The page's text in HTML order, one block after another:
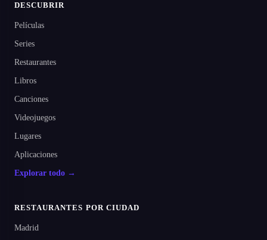
DESCUBRIR
Películas
Series
Restaurantes
Libros
Canciones
Videojuegos
Lugares
Aplicaciones
Explorar todo →
RESTAURANTES POR CIUDAD
Madrid